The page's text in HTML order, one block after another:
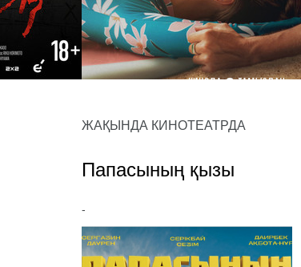
ЖАҚЫНДА КИНОТЕАТРДА
Папасының қызы
-